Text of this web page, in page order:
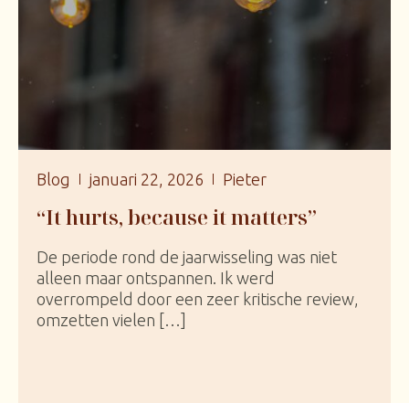
Blog januari 22, 2026 Pieter
“It hurts, because it matters”
De periode rond de jaarwisseling was niet
alleen maar ontspannen. Ik werd
overrompeld door een zeer kritische review,
omzetten vielen […]